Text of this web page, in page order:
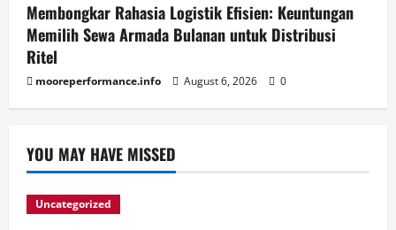
Membongkar Rahasia Logistik Efisien: Keuntungan
Memilih Sewa Armada Bulanan untuk Distribusi
Ritel
mooreperformance.info August 6, 2026 0
YOU MAY HAVE MISSED
Uncategorized